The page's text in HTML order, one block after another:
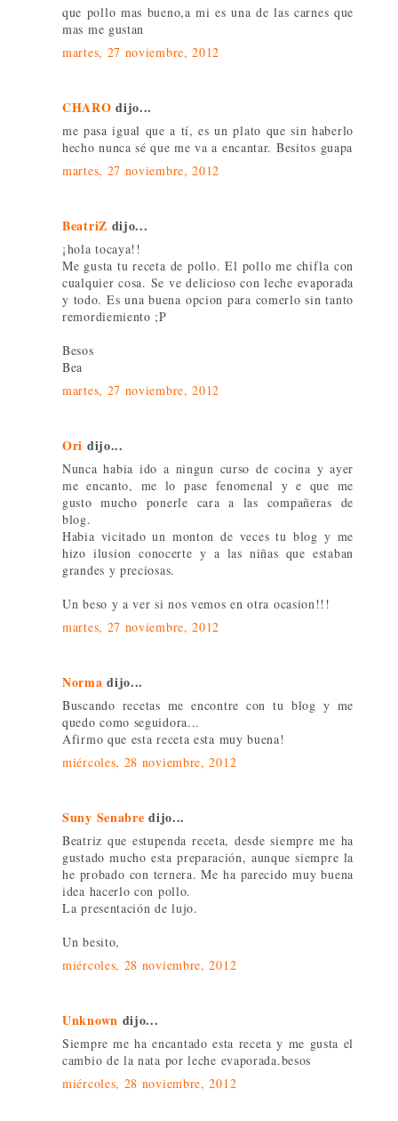
que pollo mas bueno,a mi es una de las carnes que
mas me gustan
martes, 27 noviembre, 2012
CHARO dijo...
me pasa igual que a tí, es un plato que sin haberlo
hecho nunca sé que me va a encantar. Besitos guapa
martes, 27 noviembre, 2012
BeatriZ dijo...
¡hola tocaya!!
Me gusta tu receta de pollo. El pollo me chifla con
cualquier cosa. Se ve delicioso con leche evaporada
y todo. Es una buena opcion para comerlo sin tanto
remordiemiento ;P
Besos
Bea
martes, 27 noviembre, 2012
Ori dijo...
Nunca habia ido a ningun curso de cocina y ayer
me encanto, me lo pase fenomenal y e que me
gusto mucho ponerle cara a las compañeras de
blog.
Habia vicitado un monton de veces tu blog y me
hizo ilusion conocerte y a las niñas que estaban
grandes y preciosas.
Un beso y a ver si nos vemos en otra ocasion!!!
martes, 27 noviembre, 2012
Norma dijo...
Buscando recetas me encontre con tu blog y me
quedo como seguidora...
Afirmo que esta receta esta muy buena!
miércoles, 28 noviembre, 2012
Suny Senabre dijo...
Beatriz que estupenda receta, desde siempre me ha
gustado mucho esta preparación, aunque siempre la
he probado con ternera. Me ha parecido muy buena
idea hacerlo con pollo.
La presentación de lujo.
Un besito,
miércoles, 28 noviembre, 2012
Unknown dijo...
Siempre me ha encantado esta receta y me gusta el
cambio de la nata por leche evaporada.besos
miércoles, 28 noviembre, 2012